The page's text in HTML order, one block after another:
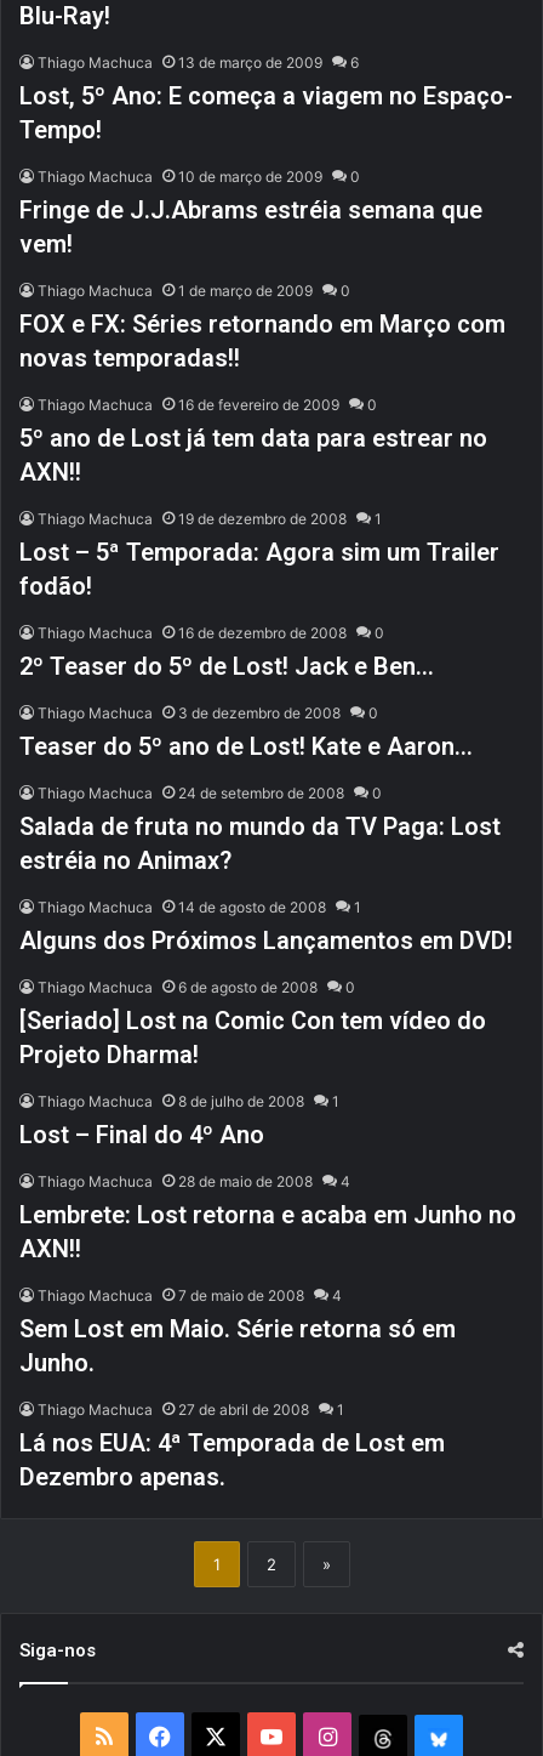
Blu-Ray!
Thiago Machuca 13 de março de 2009 6
Lost, 5º Ano: E começa a viagem no Espaço-
Tempo!
Thiago Machuca 10 de março de 2009 0
Fringe de J.J.Abrams estréia semana que
vem!
Thiago Machuca 1 de março de 2009 0
FOX e FX: Séries retornando em Março com
novas temporadas!!
Thiago Machuca 16 de fevereiro de 2009 0
5º ano de Lost já tem data para estrear no
AXN!!
Thiago Machuca 19 de dezembro de 2008 1
Lost – 5ª Temporada: Agora sim um Trailer
fodão!
Thiago Machuca 16 de dezembro de 2008 0
2º Teaser do 5º de Lost! Jack e Ben…
Thiago Machuca 3 de dezembro de 2008 0
Teaser do 5º ano de Lost! Kate e Aaron…
Thiago Machuca 24 de setembro de 2008 0
Salada de fruta no mundo da TV Paga: Lost
estréia no Animax?
Thiago Machuca 14 de agosto de 2008 1
Alguns dos Próximos Lançamentos em DVD!
Thiago Machuca 6 de agosto de 2008 0
[Seriado] Lost na Comic Con tem vídeo do
Projeto Dharma!
Thiago Machuca 8 de julho de 2008 1
Lost – Final do 4º Ano
Thiago Machuca 28 de maio de 2008 4
Lembrete: Lost retorna e acaba em Junho no
AXN!!
Thiago Machuca 7 de maio de 2008 4
Sem Lost em Maio. Série retorna só em
Junho.
Thiago Machuca 27 de abril de 2008 1
Lá nos EUA: 4ª Temporada de Lost em
Dezembro apenas.
1 2 »
Siga-nos
I